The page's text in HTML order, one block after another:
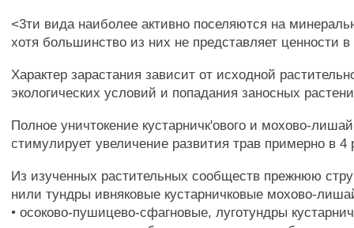
<3ти вида наиболее активно поселяются на
хотя большинство из них не представляет ценности
Характер зарастания зависит от исходной
экологических условий и попадания заносных
Полное уничтокение кустарничк'ового и мохово-
стимулирует увеличение развития трав примерно в 4
Из изученных растительных сообществ прежнюю
нили тундры ивняковые кустарничковые мохово-
• осоково-пушицево-сфагновые, луготундры